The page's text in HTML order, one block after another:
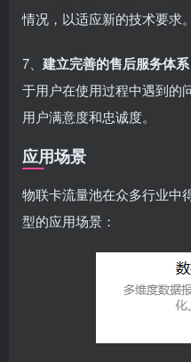
情况，以适应新的技术要求。
7、 建立完善的售后服务体系
于用户在使用过程中遇到的
用户满意度和忠诚度。
应用场景
物联卡流量池在众多行业中
型的应用场景：